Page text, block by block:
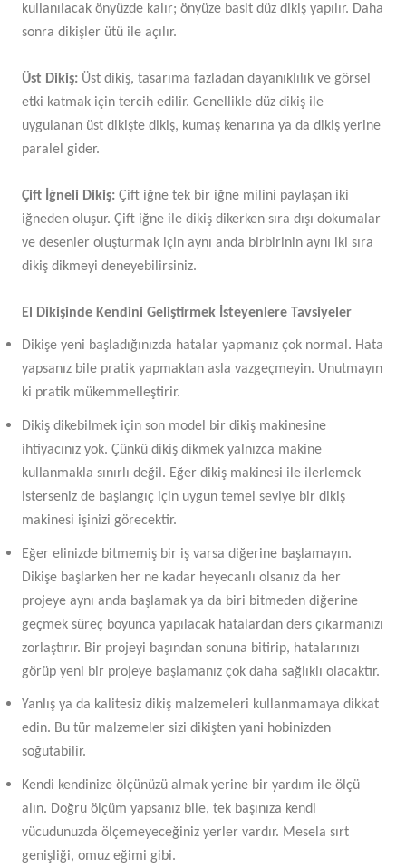
kullanılacak önyüzde kalır; önyüze basit düz dikiş yapılır. Daha
sonra dikişler ütü ile açılır.
Üst Dikiş: Üst dikiş, tasarıma fazladan dayanıklılık ve görsel
etki katmak için tercih edilir. Genellikle düz dikiş ile
uygulanan üst dikişte dikiş, kumaş kenarına ya da dikiş yerine
paralel gider.
Çift İğneli Dikiş: Çift iğne tek bir iğne milini paylaşan iki
iğneden oluşur. Çift iğne ile dikiş dikerken sıra dışı dokumalar
ve desenler oluşturmak için aynı anda birbirinin aynı iki sıra
dikiş dikmeyi deneyebilirsiniz.
El Dikişinde Kendini Geliştirmek İsteyenlere Tavsiyeler
Dikişe yeni başladığınızda hatalar yapmanız çok normal. Hata
yapsanız bile pratik yapmaktan asla vazgeçmeyin. Unutmayın
ki pratik mükemmelleştirir.
Dikiş dikebilmek için son model bir dikiş makinesine
ihtiyacınız yok. Çünkü dikiş dikmek yalnızca makine
kullanmakla sınırlı değil. Eğer dikiş makinesi ile ilerlemek
isterseniz de başlangıç için uygun temel seviye bir dikiş
makinesi işinizi görecektir.
Eğer elinizde bitmemiş bir iş varsa diğerine başlamayın.
Dikişe başlarken her ne kadar heyecanlı olsanız da her
projeye aynı anda başlamak ya da biri bitmeden diğerine
geçmek süreç boyunca yapılacak hatalardan ders çıkarmanızı
zorlaştırır. Bir projeyi başından sonuna bitirip, hatalarınızı
görüp yeni bir projeye başlamanız çok daha sağlıklı olacaktır.
Yanlış ya da kalitesiz dikiş malzemeleri kullanmamaya dikkat
edin. Bu tür malzemeler sizi dikişten yani hobinizden
soğutabilir.
Kendi kendinize ölçünüzü almak yerine bir yardım ile ölçü
alın. Doğru ölçüm yapsanız bile, tek başınıza kendi
vücudunuzda ölçemeyeceğiniz yerler vardır. Mesela sırt
genişliği, omuz eğimi gibi.